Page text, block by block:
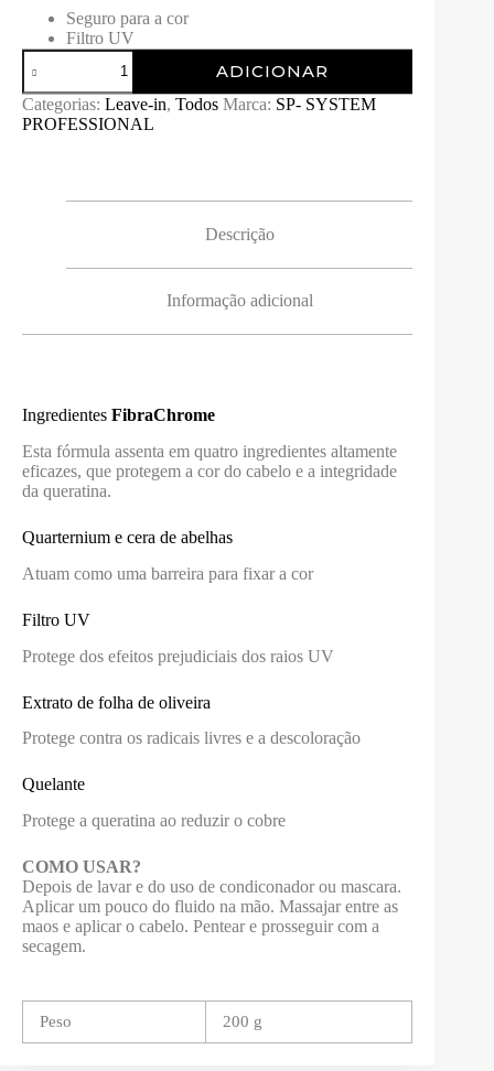
Seguro para a cor
Filtro UV
Quantidade
de
COLOR
SAVE
FLUIDO
125ML
ADICIONAR
Categorias: Leave-in, Todos Marca: SP- SYSTEM
PROFESSIONAL
Descrição
Informação adicional
Ingredientes FibraChrome
Esta fórmula assenta em quatro ingredientes altamente
eficazes, que protegem a cor do cabelo e a integridade
da queratina.
Quarternium e cera de abelhas
Atuam como uma barreira para fixar a cor
Filtro UV
Protege dos efeitos prejudiciais dos raios UV
Extrato de folha de oliveira
Protege contra os radicais livres e a descoloração
Quelante
Protege a queratina ao reduzir o cobre
COMO USAR?
Depois de lavar e do uso de condiconador ou mascara.
Aplicar um pouco do fluido na mão. Massajar entre as
maos e aplicar o cabelo. Pentear e prosseguir com a
secagem.
Peso 200 g